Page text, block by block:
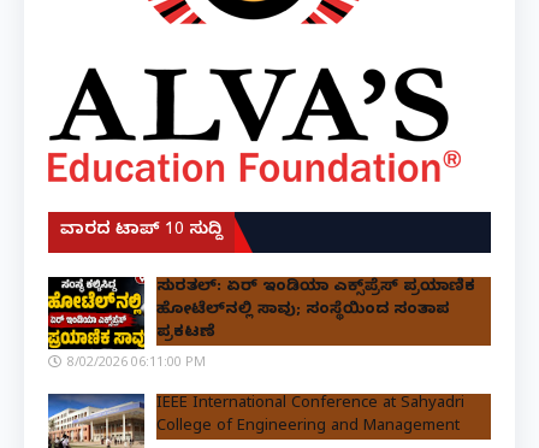
ವಾರದ ಟಾಪ್ 10 ಸುದ್ದಿ
ಸುರತ್ಕಲ್: ಏರ್ ಇಂಡಿಯಾ ಎಕ್ಸ್‌ಪ್ರೆಸ್ ಪ್ರಯಾಣಿಕ
ಹೋಟೆಲ್‌ನಲ್ಲಿ ಸಾವು; ಸಂಸ್ಥೆಯಿಂದ ಸಂತಾಪ
ಪ್ರಕಟಣೆ
8/02/2026 06:11:00 PM
IEEE International Conference at Sahyadri
College of Engineering and Management